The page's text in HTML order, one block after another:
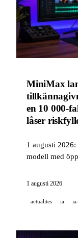
MiniMax
en 10 000-
låser
1 augusti
modell med
faldig ökning
av
1 augusti 2026
actualites ia